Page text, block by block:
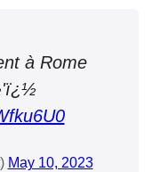
à Rome
May 10, 2023